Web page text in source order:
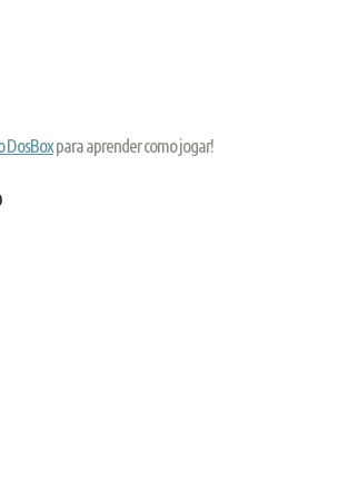
DosBoxpara aprender como jogar!